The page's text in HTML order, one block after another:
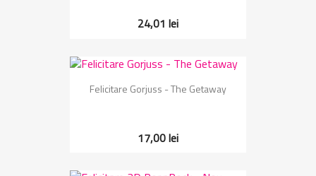
24,01 lei
Felicitare Gorjuss - The Getaway
17,00 lei